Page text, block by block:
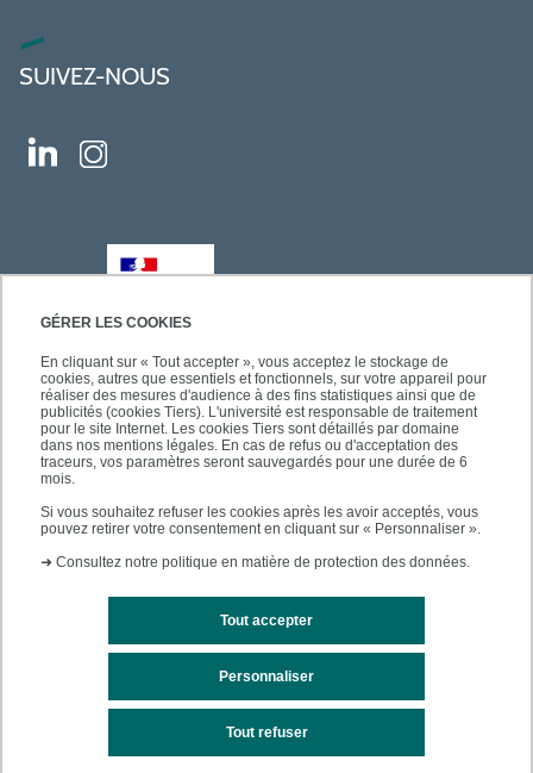
GÉRER LES COOKIES
En cliquant sur « Tout accepter », vous acceptez le stockage de
cookies, autres que essentiels et fonctionnels, sur votre appareil pour
réaliser des mesures d'audience à des fins statistiques ainsi que de
publicités (cookies Tiers). L'université est responsable de traitement
pour le site Internet. Les cookies Tiers sont détaillés par domaine
dans nos mentions légales. En cas de refus ou d'acceptation des
traceurs, vos paramètres seront sauvegardés pour une durée de 6
mois.
Si vous souhaitez refuser les cookies après les avoir acceptés, vous
pouvez retirer votre consentement en cliquant sur « Personnaliser ».
➜ Consultez notre politique en matière de protection des données.
Tout accepter
Tout refuser
Personnaliser
SUIVEZ-NOUS
Mentions légales Plan du site